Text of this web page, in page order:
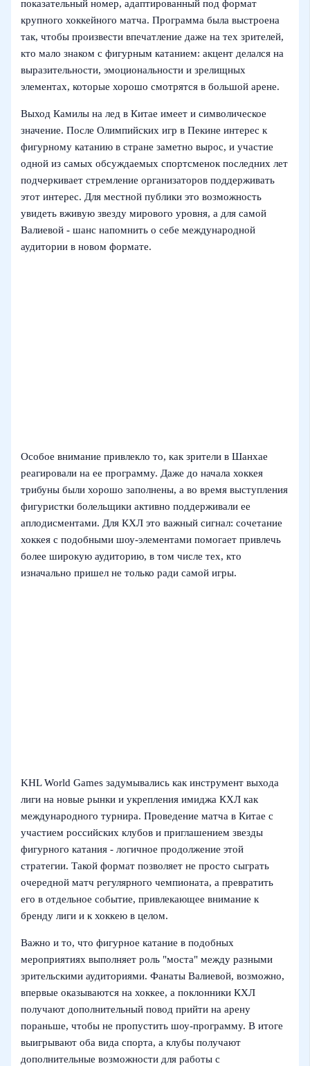
показательный номер, адаптированный под формат
крупного хоккейного матча. Программа была выстроена
так, чтобы произвести впечатление даже на тех зрителей,
кто мало знаком с фигурным катанием: акцент делался на
выразительности, эмоциональности и зрелищных
элементах, которые хорошо смотрятся в большой арене.
Выход Камилы на лед в Китае имеет и символическое
значение. После Олимпийских игр в Пекине интерес к
фигурному катанию в стране заметно вырос, и участие
одной из самых обсуждаемых спортсменок последних лет
подчеркивает стремление организаторов поддерживать
этот интерес. Для местной публики это возможность
увидеть вживую звезду мирового уровня, а для самой
Валиевой - шанс напомнить о себе международной
аудитории в новом формате.
Особое внимание привлекло то, как зрители в Шанхае
реагировали на ее программу. Даже до начала хоккея
трибуны были хорошо заполнены, а во время выступления
фигуристки болельщики активно поддерживали ее
аплодисментами. Для КХЛ это важный сигнал: сочетание
хоккея с подобными шоу-элементами помогает привлечь
более широкую аудиторию, в том числе тех, кто
изначально пришел не только ради самой игры.
KHL World Games задумывались как инструмент выхода
лиги на новые рынки и укрепления имиджа КХЛ как
международного турнира. Проведение матча в Китае с
участием российских клубов и приглашением звезды
фигурного катания - логичное продолжение этой
стратегии. Такой формат позволяет не просто сыграть
очередной матч регулярного чемпионата, а превратить
его в отдельное событие, привлекающее внимание к
бренду лиги и к хоккею в целом.
Важно и то, что фигурное катание в подобных
мероприятиях выполняет роль "моста" между разными
зрительскими аудиториями. Фанаты Валиевой, возможно,
впервые оказываются на хоккее, а поклонники КХЛ
получают дополнительный повод прийти на арену
пораньше, чтобы не пропустить шоу-программу. В итоге
выигрывают оба вида спорта, а клубы получают
дополнительные возможности для работы с